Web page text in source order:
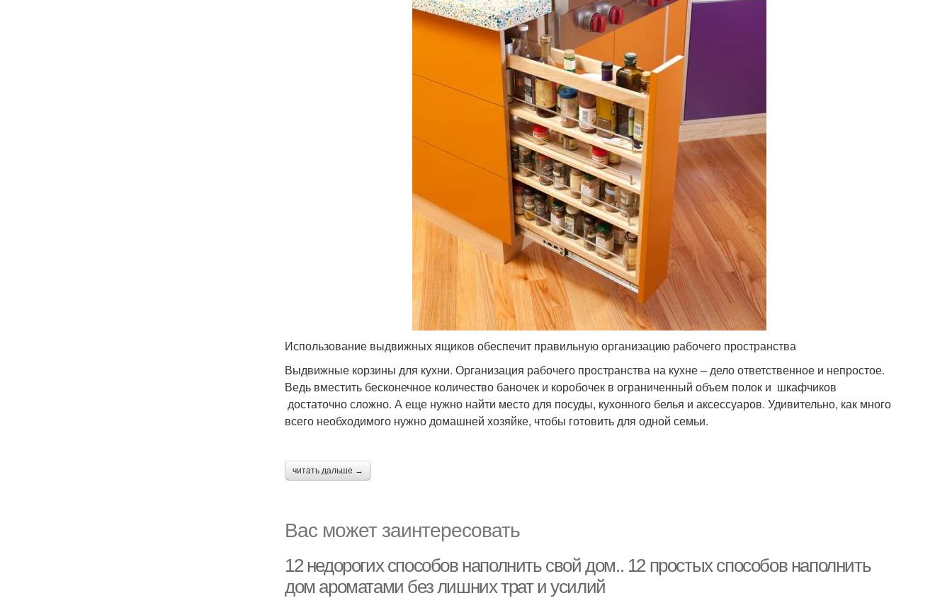
Использование выдвижных ящиков обеспечит правильную организацию рабочего пространства
Выдвижные корзины для кухни. Организация рабочего пространства на кухне – дело ответственное и непростое.
Ведь вместить бесконечное количество баночек и коробочек в ограниченный объем полок и шкафчиков
достаточно сложно. А еще нужно найти место для посуды, кухонного белья и аксессуаров. Удивительно, как много
всего необходимого нужно домашней хозяйке, чтобы готовить для одной семьи.
читать дальше →
Вас может заинтересовать
12 недорогих способов наполнить свой дом.. 12 простых способов наполнить
дом ароматами без лишних трат и усилий